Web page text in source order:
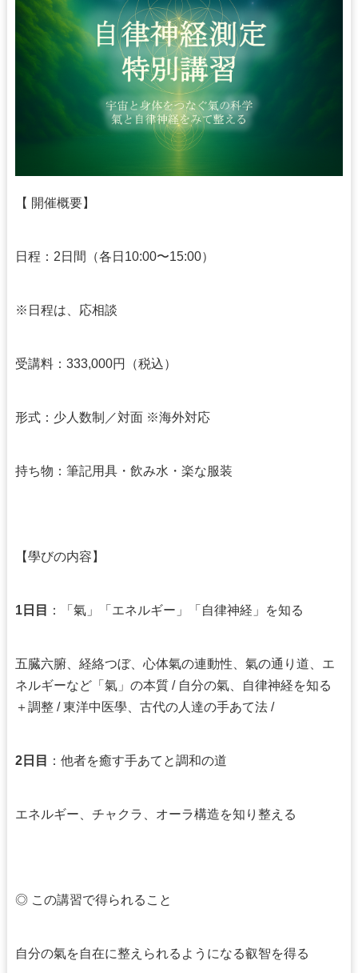
【 開催概要】
日程：2日間（各日10:00〜15:00）
※日程は、応相談
受講料：333,000円（税込）
形式：少人数制／対面 ※海外対応
持ち物：筆記用具・飲み水・楽な服装
【學びの内容】
1日目 ：「氣」「エネルギー」「自律神経」を知る
五臓六腑、経絡つぼ、心体氣の連動性、氣の通り道、エ
ネルギーなど「氣」の本質 / 自分の氣、自律神経を知る
＋調整 / 東洋中医學、古代の人達の手あて法 /
2日目 ：他者を癒す手あてと調和の道
エネルギー、チャクラ、オーラ構造を知り整える
◎ この講習で得られること
自分の氣を自在に整えられるようになる叡智を得る